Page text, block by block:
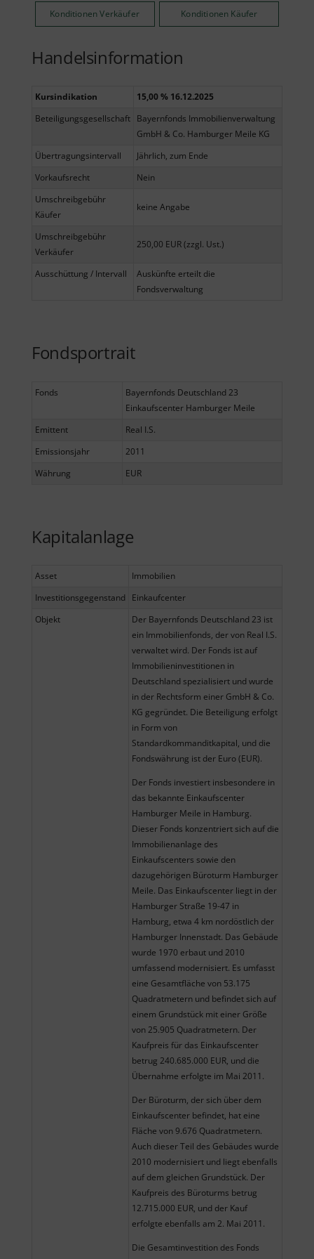
Konditionen Verkäufer Konditionen Käufer
Handelsinformation
Kursindikation
15,00 % 16.12.2025
Beteiligungsgesellschaft Bayernfonds Immobilienverwaltung
GmbH & Co. Hamburger Meile KG
Übertragungsintervall
Jährlich, zum Ende
Vorkaufsrecht
Nein
Umschreibgebühr
Käufer
keine Angabe
Umschreibgebühr
Verkäufer
250,00 EUR (zzgl. Ust.)
Ausschüttung / Intervall
Auskünfte erteilt die
Fondsverwaltung
Fondsportrait
Fonds
Bayernfonds Deutschland 23
Einkaufscenter Hamburger Meile
Emittent
Real I.S.
Emissionsjahr
2011
Währung
EUR
Kapitalanlage
Asset
Immobilien
Investitionsgegenstand
Einkaufcenter
Objekt
Der Bayernfonds Deutschland 23 ist
ein Immobilienfonds, der von Real I.S.
verwaltet wird. Der Fonds ist auf
Immobilieninvestitionen in
Deutschland spezialisiert und wurde
in der Rechtsform einer GmbH & Co.
KG gegründet. Die Beteiligung erfolgt
in Form von
Standardkommanditkapital, und die
Fondswährung ist der Euro (EUR).
Der Fonds investiert insbesondere in
das bekannte Einkaufscenter
Hamburger Meile in Hamburg.
Dieser Fonds konzentriert sich auf die
Immobilienanlage des
Einkaufscenters sowie den
dazugehörigen Büroturm Hamburger
Meile. Das Einkaufscenter liegt in der
Hamburger Straße 19-47 in
Hamburg, etwa 4 km nordöstlich der
Hamburger Innenstadt. Das Gebäude
wurde 1970 erbaut und 2010
umfassend modernisiert. Es umfasst
eine Gesamtfläche von 53.175
Quadratmetern und befindet sich auf
einem Grundstück mit einer Größe
von 25.905 Quadratmetern. Der
Kaufpreis für das Einkaufscenter
betrug 240.685.000 EUR, und die
Übernahme erfolgte im Mai 2011.
Der Büroturm, der sich über dem
Einkaufscenter befindet, hat eine
Fläche von 9.676 Quadratmetern.
Auch dieser Teil des Gebäudes wurde
2010 modernisiert und liegt ebenfalls
auf dem gleichen Grundstück. Der
Kaufpreis des Büroturms betrug
12.715.000 EUR, und der Kauf
erfolgte ebenfalls am 2. Mai 2011.
Die Gesamtinvestition des Fonds